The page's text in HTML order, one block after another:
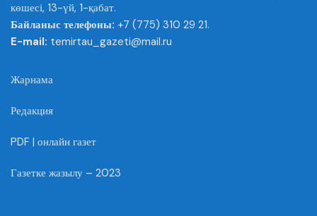
көшесі, 13-үй, 1-қабат.
Байланыс телефоны: +7 (775) 310 29 21.
E-mail: temirtau_gazeti@mail.ru
Жарнама
Редакция
PDF | онлайн газет
Газетке жазылу – 2023